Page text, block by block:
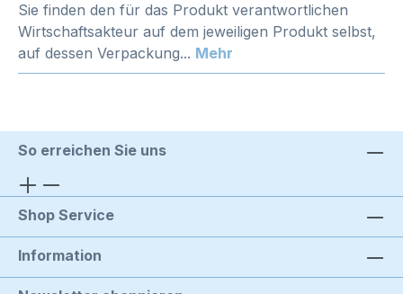
Sie finden den für das Produkt verantwortlichen
Wirtschaftsakteur auf dem jeweiligen Produkt selbst,
auf dessen Verpackung... Mehr
So erreichen Sie uns
Shop Service
Information